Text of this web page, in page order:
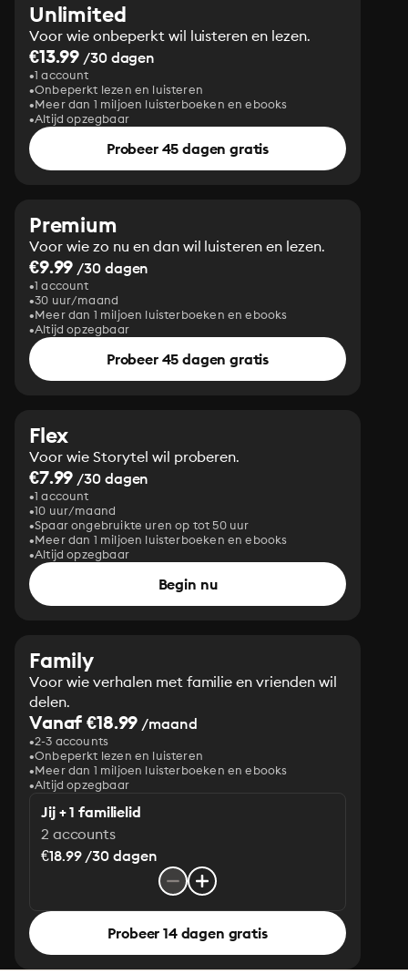
Unlimited
Voor wie onbeperkt wil luisteren en lezen.
€13.99 /30 dagen
1 account
Onbeperkt lezen en luisteren
Meer dan 1 miljoen luisterboeken en ebooks
Altijd opzegbaar
Probeer 45 dagen gratis
Premium
Voor wie zo nu en dan wil luisteren en lezen.
€9.99 /30 dagen
1 account
30 uur/maand
Meer dan 1 miljoen luisterboeken en ebooks
Altijd opzegbaar
Probeer 45 dagen gratis
Flex
Voor wie Storytel wil proberen.
€7.99 /30 dagen
1 account
10 uur/maand
Spaar ongebruikte uren op tot 50 uur
Meer dan 1 miljoen luisterboeken en ebooks
Altijd opzegbaar
Begin nu
Family
Voor wie verhalen met familie en vrienden wil
delen.
Vanaf €18.99 /maand
2-3 accounts
Onbeperkt lezen en luisteren
Meer dan 1 miljoen luisterboeken en ebooks
Altijd opzegbaar
Jij + 1 familielid
2 accounts
€18.99 /30 dagen
Probeer 14 dagen gratis